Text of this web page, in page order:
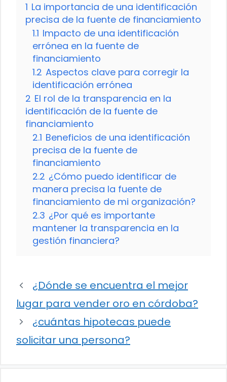
1 La importancia de una identificación
precisa de la fuente de financiamiento
1.1 Impacto de una identificación
errónea en la fuente de
financiamiento
1.2 Aspectos clave para corregir la
identificación errónea
2 El rol de la transparencia en la
identificación de la fuente de
financiamiento
2.1 Beneficios de una identificación
precisa de la fuente de
financiamiento
2.2 ¿Cómo puedo identificar de
manera precisa la fuente de
financiamiento de mi organización?
2.3 ¿Por qué es importante
mantener la transparencia en la
gestión financiera?
¿Dónde se encuentra el mejor
lugar para vender oro en córdoba?
¿cuántas hipotecas puede
solicitar una persona?